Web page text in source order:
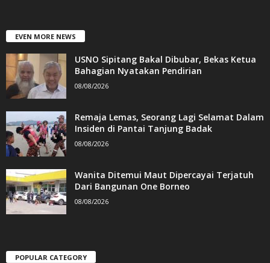
EVEN MORE NEWS
USNO Sipitang Bakal Dibubar, Bekas Ketua
Bahagian Nyatakan Pendirian
08/08/2026
Remaja Lemas, Seorang Lagi Selamat Dalam
Insiden di Pantai Tanjung Badak
08/08/2026
Wanita Ditemui Maut Dipercayai Terjatuh
Dari Bangunan One Borneo
08/08/2026
POPULAR CATEGORY